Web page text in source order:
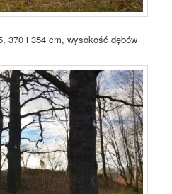
370 i 354 cm, wysokość dębów